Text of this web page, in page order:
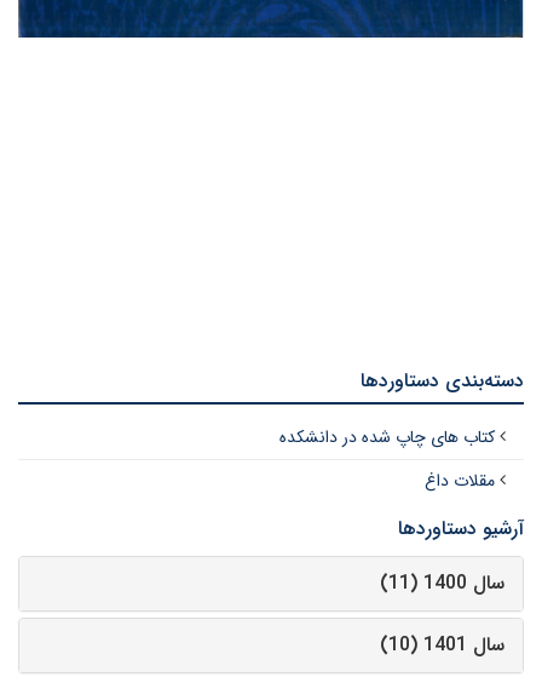
دسته‌بندی دستاوردها
کتاب های چاپ شده در دانشکده
مقلات داغ
آرشیو دستاوردها
سال 1400 (11)
سال 1401 (10)